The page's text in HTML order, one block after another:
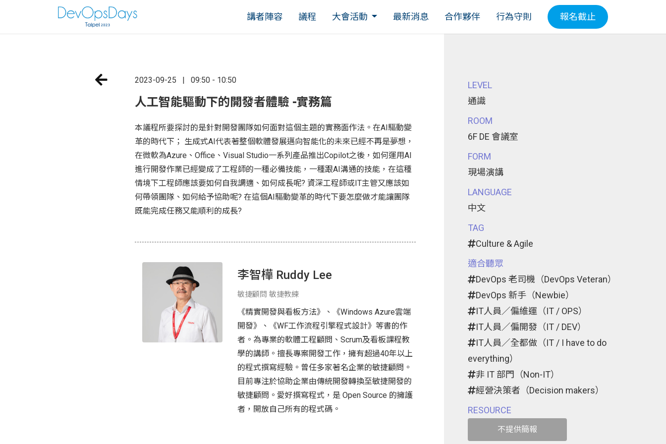
講者陣容 議程 大會活動 最新消息 合作夥伴 行為守則 報名截止
2023-09-25 09:50 - 10:50
人工智能驅動下的開發者體驗 -實務篇
本議程所要探討的是針對開發團隊如何面對這個主題的實務面作法。在AI驅動變
革的時代下； 生成式AI代表著整個軟體發展邁向智能化的未來已經不再是夢想，
在微軟為Azure、Office、Visual Studio一系列產品推出Copilot之後，如何運用AI
進行開發作業已經變成了工程師的一種必備技能，一種跟AI溝通的技能，在這種
情境下工程師應該要如何自我調適、如何成長呢? 資深工程師或IT主管又應該如
何帶領團隊、如何給予協助呢? 在這個AI驅動變革的時代下要怎麼做才能讓團隊
既能完成任務又能順利的成長?
李智樺 Ruddy Lee
敏捷顧問 敏捷教練
《精實開發與看板方法》、《Windows Azure雲端
開發》、《WF工作流程引擎程式設計》等書的作
者。為專業的軟體工程顧問、Scrum及看板課程教
學的講師。擅長專案開發工作，擁有超過40年以上
的程式撰寫經驗。曾任多家著名企業的敏捷顧問。
目前專注於協助企業由傳統開發轉換至敏捷開發的
敏捷顧問。愛好撰寫程式，是 Open Source 的擁護
者，開放自己所有的程式碼。
LEVEL
通識
ROOM
6F DE 會議室
FORM
現場演講
LANGUAGE
中文
TAG
Culture & Agile
適合聽眾
DevOps 老司機（DevOps Veteran）
DevOps 新手（Newbie）
IT人員／偏維運（IT / OPS）
IT人員／偏開發（IT / DEV）
IT人員／全都做（IT / I have to do
everything）
非 IT 部門（Non-IT）
經營決策者（Decision makers）
RESOURCE
不提供簡報